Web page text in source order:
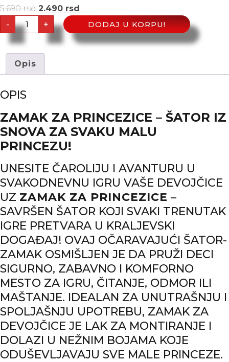
5.690rsd 2.490 rsd
-
+ DODAJ U KORPU!
Opis
OPIS
ZAMAK ZA PRINCEZICE – ŠATOR IZ
SNOVA ZA SVAKU MALU
PRINCEZU!
UNESITE ČAROLIJU I AVANTURU U
SVAKODNEVNU IGRU VAŠE DEVOJČICE
UZ ZAMAK ZA PRINCEZICE –
SAVRŠEN ŠATOR KOJI SVAKI TRENUTAK
IGRE PRETVARA U KRALJEVSKI
DOGAĐAJ! OVAJ OČARAVAJUĆI ŠATOR-
ZAMAK OSMIŠLJEN JE DA PRUŽI DECI
SIGURNO, ZABAVNO I KOMFORNO
MESTO ZA IGRU, ČITANJE, ODMOR ILI
MAŠTANJE. IDEALAN ZA UNUTRAŠNJU I
SPOLJAŠNJU UPOTREBU, ZAMAK ZA
DEVOJČICE JE LAK ZA MONTIRANJE I
DOLAZI U NEŽNIM BOJAMA KOJE
ODUŠEVLJAVAJU SVE MALE PRINCEZE.